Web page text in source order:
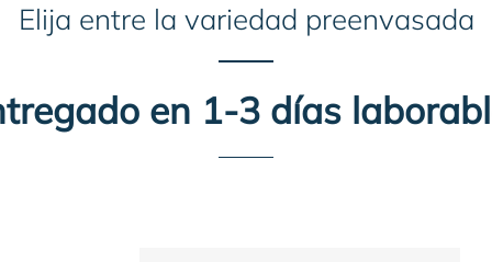
Elija entre la variedad preenvasada
en 1-3 días